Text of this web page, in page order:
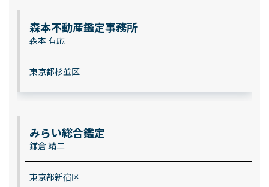
森本不動産鑑定事務所
森本 有応
東京都杉並区
みらい総合鑑定
鎌倉 靖二
東京都新宿区